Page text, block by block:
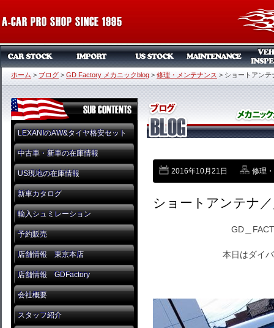
ホーム > ブログ > GD Factory メカニックblog > 修理・メンテナンス > ショートアンテ
LEXANIのAW&タイヤ格安セット
中古車・新車の在庫情報
US現地の在庫情報
新車カタログ
輸入シュミレーション
予約販売
店舗情報 東京本店
店舗情報 GDFactory
会社概要
スタッフ紹介
2016年10月21日 修理
ショートアンテナ
GD＿
本日はダイ